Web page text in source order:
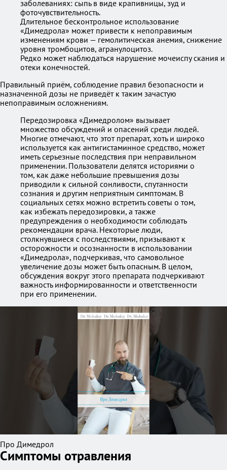
заболеваниях: сыпь в виде крапивницы, зуд и
фоточувствительность.
Длительное бесконтрольное использование
«Димедрола» может привести к непоправимым
изменениям крови — гемолитическая анемия, снижение
уровня тромбоцитов, агранулоцитоз.
Редко может наблюдаться нарушение мочеиспу скания и
отеки конечностей.
Правильный приём, соблюдение правил безопасности и
назначенной дозы не приведёт к таким зачастую
непоправимым осложнениям.
Передозировка «Димедролом» вызывает
множество обсуждений и опасений среди людей.
Многие отмечают, что этот препарат, хоть и широко
используется как антигистаминное средство, может
иметь серьезные последствия при неправильном
применении. Пользователи делятся историями о
том, как даже небольшие превышения дозы
приводили к сильной сонливости, спутанности
сознания и другим неприятным симптомам. В
социальных сетях можно встретить советы о том,
как избежать передозировки, а также
предупреждения о необходимости соблюдать
рекомендации врача. Некоторые люди,
столкнувшиеся с последствиями, призывают к
осторожности и осознанности в использовании
«Димедрола», подчеркивая, что самовольное
увеличение дозы может быть опасным. В целом,
обсуждения вокруг этого препарата подчеркивают
важность информированности и ответственности
при его применении.
Про Димедрол
Симптомы отравления